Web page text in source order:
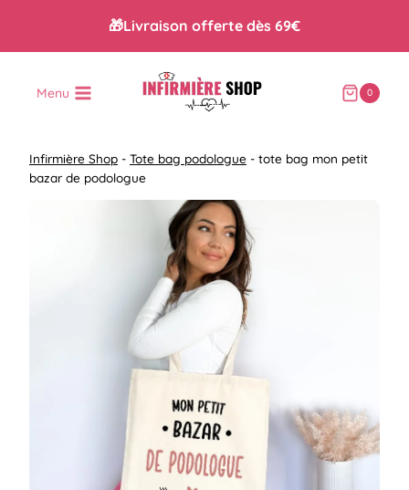
contenu
🎁Livraison offerte dès 69€
Menu 0
Infirmière Shop - Tote bag podologue - tote bag mon petit
bazar de podologue